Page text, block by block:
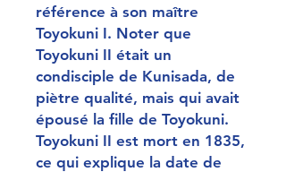
référence à son maître
Toyokuni I. Noter que
Toyokuni II était un
condisciple de Kunisada, de
piètre qualité, mais qui avait
épousé la fille de Toyokuni.
Toyokuni II est mort en 1835,
ce qui explique la date de